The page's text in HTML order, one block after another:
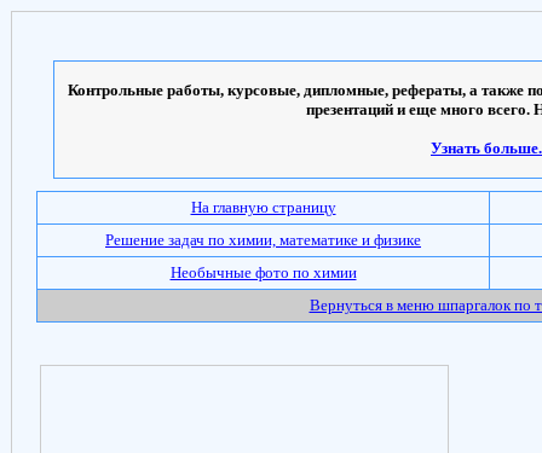
Контрольные работы, курсовые, дипломные, рефераты, а также
презентаций и еще много всего.
Узнать
На главную страницу
Решение задач по химии, математике и физике
Необычные фото по химии
Вернуться в меню шпаргалок по